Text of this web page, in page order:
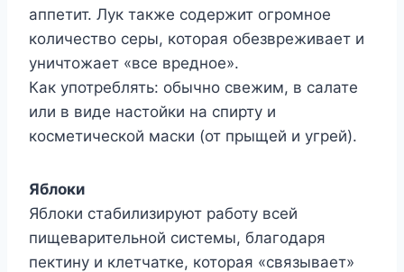
аппетит. Лук также содержит огромное
количество серы, которая обезвреживает и
уничтожает «все вредное».
Как употреблять: обычно свежим, в салате
или в виде настойки на спирту и
косметической маски (от прыщей и угрей).
Яблоки
Яблоки стабилизируют работу всей
пищеварительной системы, благодаря
пектину и клетчатке, которая «связывает»